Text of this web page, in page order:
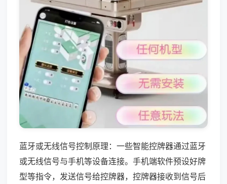
蓝牙或无线信号控制原理：一些智能控牌器通过蓝牙
或无线信号与手机等设备连接。手机端软件预设好牌
型等指令，发送信号给控牌器，控牌器接收到信号后